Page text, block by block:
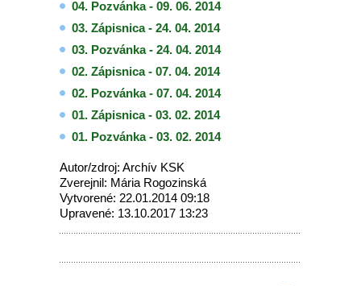
04. Pozvánka - 09. 06. 2014
03. Zápisnica - 24. 04. 2014
03. Pozvánka - 24. 04. 2014
02. Zápisnica - 07. 04. 2014
02. Pozvánka - 07. 04. 2014
01. Zápisnica - 03. 02. 2014
01. Pozvánka - 03. 02. 2014
Autor/zdroj: Archív KSK
Zverejnil: Mária Rogozinská
Vytvorené: 22.01.2014 09:18
Upravené: 13.10.2017 13:23